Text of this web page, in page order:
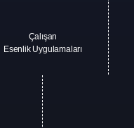
Çalışan
Esenlik Uygulamaları